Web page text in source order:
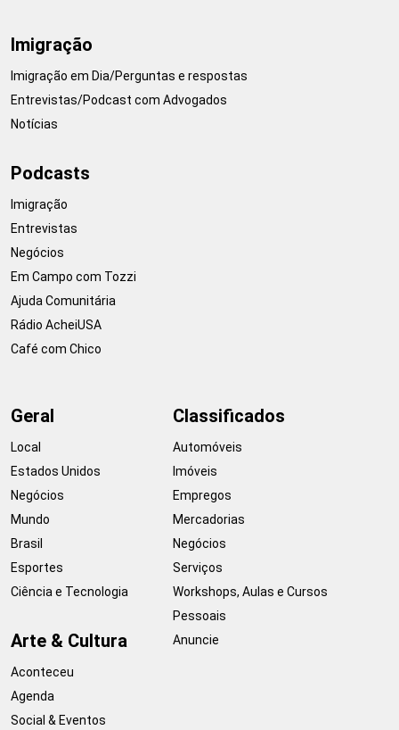
Imigração
Imigração em Dia/Perguntas e respostas
Entrevistas/Podcast com Advogados
Notícias
Podcasts
Imigração
Entrevistas
Negócios
Em Campo com Tozzi
Ajuda Comunitária
Rádio AcheiUSA
Café com Chico
Geral
Local
Estados Unidos
Negócios
Mundo
Brasil
Esportes
Ciência e Tecnologia
Arte & Cultura
Aconteceu
Agenda
Social & Eventos
Classificados
Automóveis
Imóveis
Empregos
Mercadorias
Negócios
Serviços
Workshops, Aulas e Cursos
Pessoais
Anuncie